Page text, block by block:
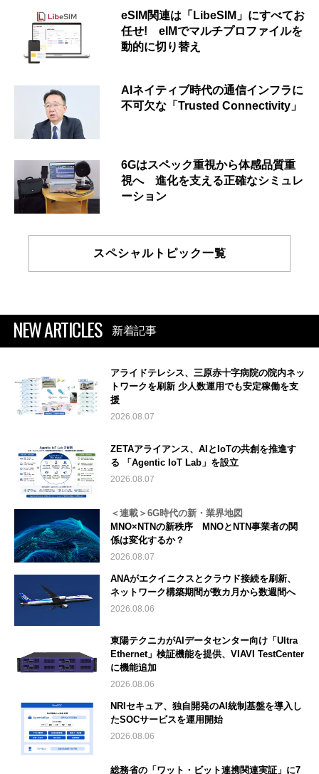
eSIM関連は「LibeSIM」にすべてお
任せ! eIMでマルチプロファイルを
動的に切り替え
AIネイティブ時代の通信インフラに
不可欠な「Trusted Connectivity」
6Gはスペック重視から体感品質重
視へ 進化を支える正確なシミュレ
ーション
スペシャルトピック一覧
NEW ARTICLES 新着記事
アライドテレシス、三原赤十字病院の院内ネッ
トワークを刷新 少人数運用でも安定稼働を支
援
2026.08.07
ZETAアライアンス、AIとIoTの共創を推進す
る 「Agentic IoT Lab」を設立
2026.08.07
＜連載＞6G時代の新・業界地図
MNO×NTNの新秩序 MNOとNTN事業者の関
係は変化するか？
2026.08.07
ANAがエクイニクスとクラウド接続を刷新、
ネットワーク構築期間が数カ月から数週間へ
2026.08.06
東陽テクニカがAIデータセンター向け「Ultra
Ethernet」検証機能を提供、VIAVI TestCenter
に機能追加
2026.08.06
NRIセキュア、独自開発のAI統制基盤を導入し
たSOCサービスを運用開始
2026.08.06
総務省の「ワット・ビット連携関連実証」に7